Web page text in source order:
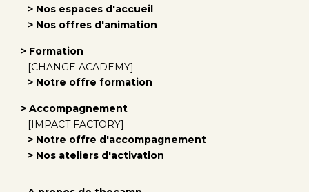
> Nos espaces d'accueil
> Nos offres d'animation
> Formation
[CHANGE ACADEMY]
> Notre offre formation
> Accompagnement
[IMPACT FACTORY]
> Notre offre d'accompagnement
> Nos ateliers d'activation